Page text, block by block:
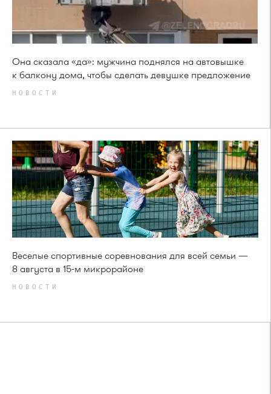
Она сказала «да»: мужчина поднялся на автовышке
к балкону дома, чтобы сделать девушке предложение
НОВОСТИ
Веселые спортивные соревнования для всей семьи —
8 августа в 15-м микрорайоне
НОВОСТИ